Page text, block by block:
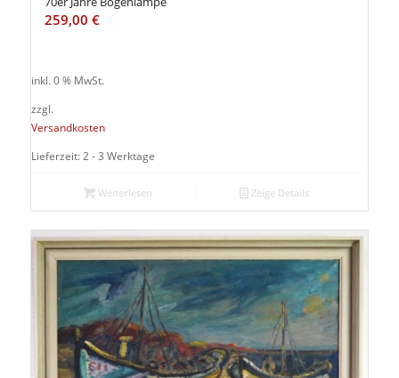
259,00 €
inkl. 0 % MwSt.
zzgl.
Versandkosten
Lieferzeit: 2 - 3 Werktage
Weiterlesen Zeige Details